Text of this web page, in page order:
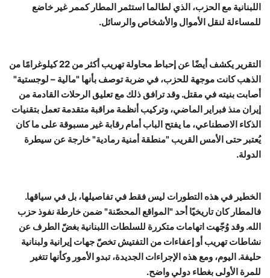
اللبنانية مع الحزب، الذي لطالما استثمر المطار كممر غير خاضع
للمساءلة لنقل الأموال والأشخاص والرسائل.
التقرير يكشف أيضًا عن إحباط محاولة تهريب أكثر من 22 كيلوغرامًا من
الذهب كانت موجهة للحزب، في ضربة توصف بأنها "مالية – لوجستية"
أصابت بنيته في مقتل. وقد ترافق ذلك مع تعليق الرحلات القادمة من
إيران منذ فبراير الماضي، وتركيب أنظمة مراقبة متقدمة تعمل بتقنيات
الذكاء الاصطناعي، ما يفتح الباب أمام رقابة غير مسبوقة على ما كان
يُعتبر حتى الأمس القريب "منطقة أمنية رمادية" خارجة عن سيطرة
الدولة.
الخطير في هذه التطورات ليس فقط في تفاصيلها، بل في سياقها.
فالمطار كان تاريخيًا أحد "المواقع المحصّنة" ضمن خارطة نفوذ حزب
الله. وقد وُجّهت اتهامات متكررة للسلطات اللبنانية بغضّ الطرف عن
نشاطات تهريب أو إعفاءات من التفتيش تخصّ جهات إيرانية ولبنانية
حليفة. اليوم، ومع هذه الإجراءات الجديدة، تبدو الأمور وكأنها تتغير
للمرة الأولى بغطاء دولي واضح.